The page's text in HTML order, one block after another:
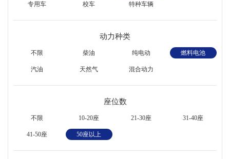
专用车 校车 特种车辆
动力种类
不限 柴油 纯电动 燃料电池
汽油 天然气 混合动力
座位数
不限 10-20座 21-30座 31-40座
41-50座 50座以上